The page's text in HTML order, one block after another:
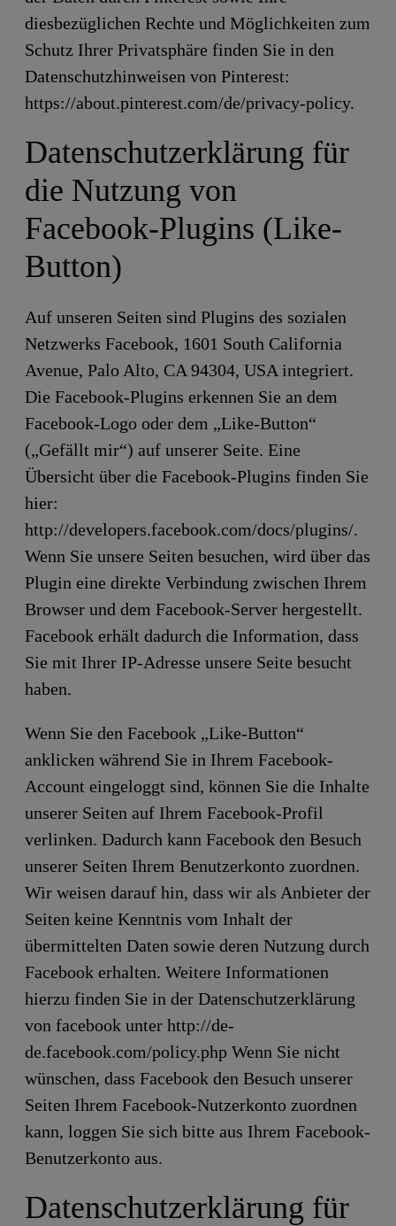
diesbezüglichen Rechte und Möglichkeiten zum
Schutz Ihrer Privatsphäre finden Sie in den
Datenschutzhinweisen von Pinterest:
https://about.pinterest.com/de/privacy-policy.
Datenschutzerklärung für
die Nutzung von
Facebook-Plugins (Like-
Button)
Auf unseren Seiten sind Plugins des sozialen
Netzwerks Facebook, 1601 South California
Avenue, Palo Alto, CA 94304, USA integriert.
Die Facebook-Plugins erkennen Sie an dem
Facebook-Logo oder dem „Like-Button“
(„Gefällt mir“) auf unserer Seite. Eine
Übersicht über die Facebook-Plugins finden Sie
hier:
http://developers.facebook.com/docs/plugins/.
Wenn Sie unsere Seiten besuchen, wird über das
Plugin eine direkte Verbindung zwischen Ihrem
Browser und dem Facebook-Server hergestellt.
Facebook erhält dadurch die Information, dass
Sie mit Ihrer IP-Adresse unsere Seite besucht
haben.
Wenn Sie den Facebook „Like-Button“
anklicken während Sie in Ihrem Facebook-
Account eingeloggt sind, können Sie die Inhalte
unserer Seiten auf Ihrem Facebook-Profil
verlinken. Dadurch kann Facebook den Besuch
unserer Seiten Ihrem Benutzerkonto zuordnen.
Wir weisen darauf hin, dass wir als Anbieter der
Seiten keine Kenntnis vom Inhalt der
übermittelten Daten sowie deren Nutzung durch
Facebook erhalten. Weitere Informationen
hierzu finden Sie in der Datenschutzerklärung
von facebook unter http://de-
de.facebook.com/policy.php Wenn Sie nicht
wünschen, dass Facebook den Besuch unserer
Seiten Ihrem Facebook-Nutzerkonto zuordnen
kann, loggen Sie sich bitte aus Ihrem Facebook-
Benutzerkonto aus.
Datenschutzerklärung für